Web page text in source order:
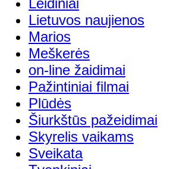
Lietuvos naujienos
Marios
Meškerės
on-line žaidimai
Pažintiniai filmai
Plūdės
Šiurkštūs pažeidimai
Skyrelis vaikams
Sveikata